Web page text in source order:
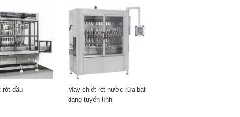
rót dầu
Máy chiết rót nước rửa bát
dạng tuyến tính